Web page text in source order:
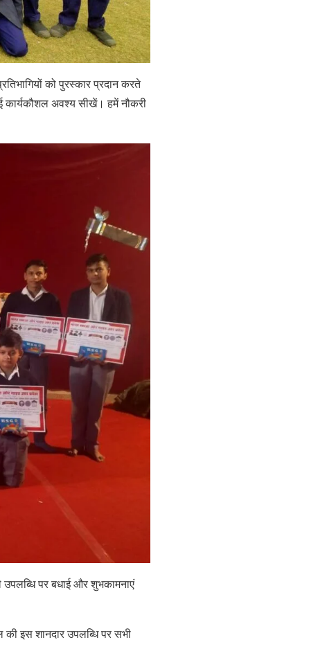
को पुरस्कार प्रदान करते
कार्यकौशल अवश्य सीखें। हमें नौकरी
उपलब्धि पर बधाई और शुभकामनाएं
इस शानदार उपलब्धि पर सभी